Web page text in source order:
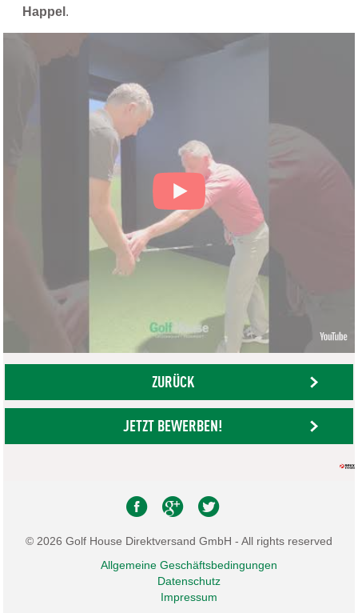
Happel .
ZURÜCK
JETZT BEWERBEN!
© 2026 Golf House Direktversand GmbH - All rights reserved
Allgemeine Geschäftsbedingungen
Datenschutz
Impressum